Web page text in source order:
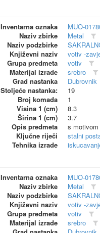
Inventarna oznaka
MUO-
Naziv zbirke
Metal
Naziv podzbirke
Književni naziv
votiv -
Grupa predmeta
votiv
Materijal izrade
srebro
Grad nastanka
Dubrovnik
Stoljeće nastanka:
19
Broj komada
1
Visina 1 (cm)
8.3
Širina 1 (cm)
3.7
Opis predmeta
s motivom
Ključne riječi
stalni
Tehnika izrade
Inventarna oznaka
MUO-
Naziv zbirke
Metal
Naziv podzbirke
Književni naziv
votiv -
Grupa predmeta
votiv
Materijal izrade
srebro